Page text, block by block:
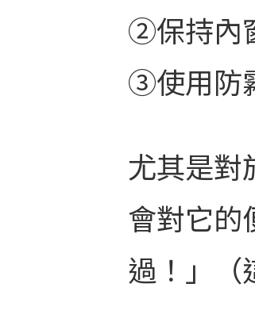
②保持內
③使用防
尤其是
會對它的
過！」（